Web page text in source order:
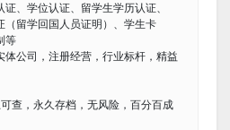
、学位认证、留学生学历认证、
（留学回国人员证明）、学生卡
等
体公司，注册经营，行业标杆，精益
查，永久存档，无风险，百分百成